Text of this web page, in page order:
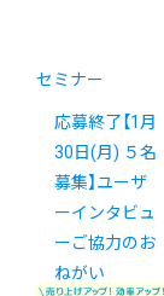
セミナー
応募終了【1月
30日(月) ５名
募集】ユーザ
ーインタビュ
ーご協力のお
ねがい